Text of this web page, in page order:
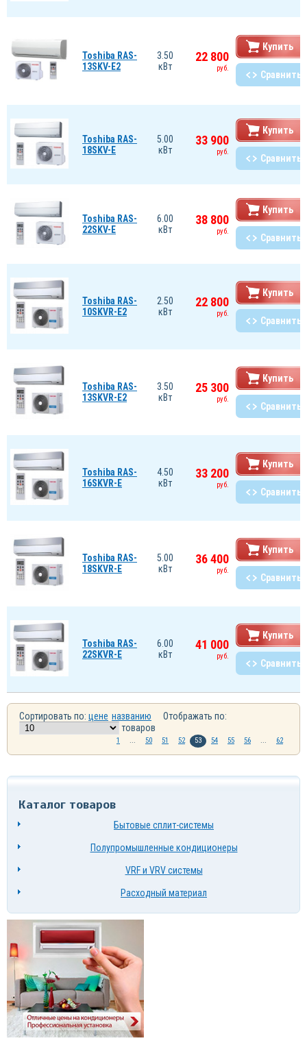
Toshiba RAS-
13SKV-E2
3.50
кВт
22 800
руб.
Купить
Сравнить
Toshiba RAS-
18SKV-E
5.00
кВт
33 900
руб.
Купить
Сравнить
Toshiba RAS-
22SKV-E
6.00
кВт
38 800
руб.
Купить
Сравнить
Toshiba RAS-
10SKVR-E2
2.50
кВт
22 800
руб.
Купить
Сравнить
Toshiba RAS-
13SKVR-E2
3.50
кВт
25 300
руб.
Купить
Сравнить
Toshiba RAS-
16SKVR-E
4.50
кВт
33 200
руб.
Купить
Сравнить
Toshiba RAS-
18SKVR-E
5.00
кВт
36 400
руб.
Купить
Сравнить
Toshiba RAS-
22SKVR-E
6.00
кВт
41 000
руб.
Купить
Сравнить
Сортировать по: цене названию
Отображать по:
товаров
1 ... 50 51 52 53 54 55 56 ... 62
Каталог товаров
Бытовые сплит-системы
Полупромышленные кондиционеры
VRF и VRV системы
Расходный материал